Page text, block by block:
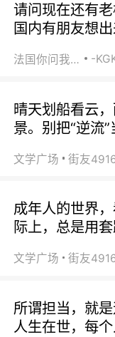
请问现在还有
国内有朋友想
法国你问我答 -
晴天划船看云
景。别把“逆流
文学广场
成年人的世界
际上，总是用
文学广场
所谓担当，就
人生在世，每